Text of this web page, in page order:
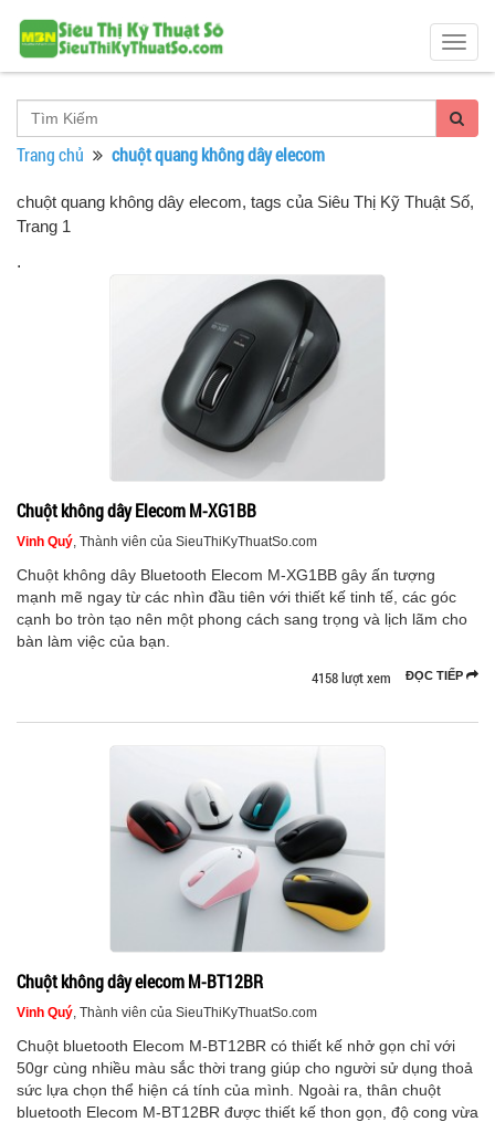
Trang chủ chuột quang không dây elecom
chuột quang không dây elecom, tags của Siêu Thị Kỹ Thuật Số,
Trang 1
.
Chuột không dây Elecom M-XG1BB
Vinh Quý, Thành viên của SieuThiKyThuatSo.com
Chuột không dây Bluetooth Elecom M-XG1BB gây ấn tượng
mạnh mẽ ngay từ các nhìn đầu tiên với thiết kế tinh tế, các góc
cạnh bo tròn tạo nên một phong cách sang trọng và lịch lãm cho
bàn làm việc của bạn.
ĐỌC TIẾP
4158 lượt xem
Chuột không dây elecom M-BT12BR
Vinh Quý, Thành viên của SieuThiKyThuatSo.com
Chuột bluetooth Elecom M-BT12BR có thiết kế nhở gọn chỉ với
50gr cùng nhiều màu sắc thời trang giúp cho người sử dụng thoả
sức lựa chọn thể hiện cá tính của mình. Ngoài ra, thân chuột
bluetooth Elecom M-BT12BR được thiết kế thon gọn, độ cong vừa